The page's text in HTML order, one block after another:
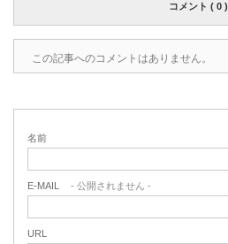
コメント ( 0 )
この記事へのコメントはありません。
名前
E-MAIL - 公開されません -
URL